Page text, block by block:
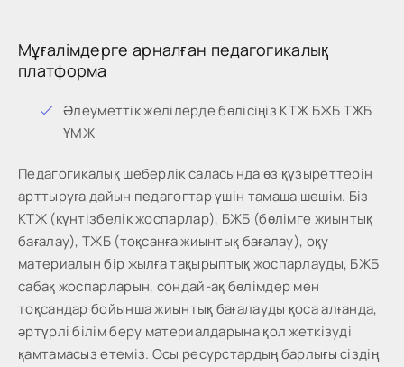
Мұғалімдерге арналған педагогикалық
платформа
Әлеуметтік желілерде бөлісіңіз КТЖ БЖБ ТЖБ
ҰМЖ
Педагогикалық шеберлік саласында өз құзыреттерін
арттыруға дайын педагогтар үшін тамаша шешім. Біз
КТЖ (күнтізбелік жоспарлар), БЖБ (бөлімге жиынтық
бағалау), ТЖБ (тоқсанға жиынтық бағалау), оқу
материалын бір жылға тақырыптық жоспарлауды, БЖБ
сабақ жоспарларын, сондай-ақ бөлімдер мен
тоқсандар бойынша жиынтық бағалауды қоса алғанда,
әртүрлі білім беру материалдарына қол жеткізуді
қамтамасыз етеміз. Осы ресурстардың барлығы сіздің